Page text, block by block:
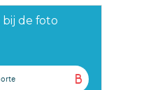
de foto
B